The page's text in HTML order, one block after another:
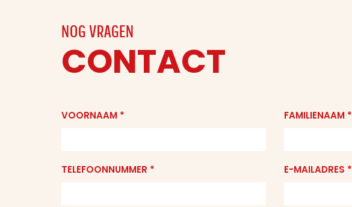
NOG VRAGEN
CONTACT
VOORNAAM * FAMILIENAAM *
TELEFOONNUMMER * E-MAILADRES *